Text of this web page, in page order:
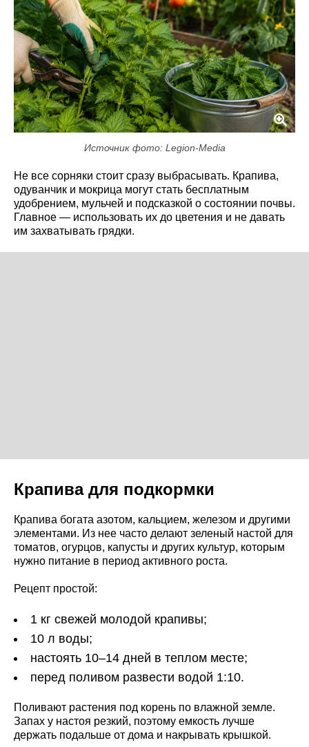
Источник фото: Legion-Media
Не все сорняки стоит сразу выбрасывать. Крапива,
одуванчик и мокрица могут стать бесплатным
удобрением, мульчей и подсказкой о состоянии почвы.
Главное — использовать их до цветения и не давать
им захватывать грядки.
Крапива для подкормки
Крапива богата азотом, кальцием, железом и другими
элементами. Из нее часто делают зеленый настой для
томатов, огурцов, капусты и других культур, которым
нужно питание в период активного роста.
Рецепт простой:
1 кг свежей молодой крапивы;
10 л воды;
настоять 10–14 дней в теплом месте;
перед поливом развести водой 1:10.
Поливают растения под корень по влажной земле.
Запах у настоя резкий, поэтому емкость лучше
держать подальше от дома и накрывать крышкой.